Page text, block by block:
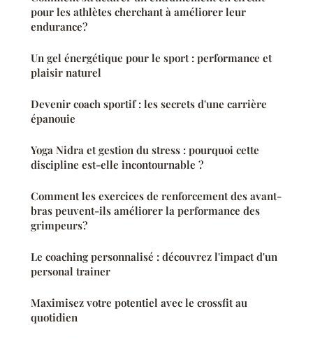
pour les athlètes cherchant à améliorer leur
endurance?
Un gel énergétique pour le sport : performance et
plaisir naturel
Devenir coach sportif : les secrets d'une carrière
épanouie
Yoga Nidra et gestion du stress : pourquoi cette
discipline est-elle incontournable ?
Comment les exercices de renforcement des avant-
bras peuvent-ils améliorer la performance des
grimpeurs?
Le coaching personnalisé : découvrez l'impact d'un
personal trainer
Maximisez votre potentiel avec le crossfit au
quotidien